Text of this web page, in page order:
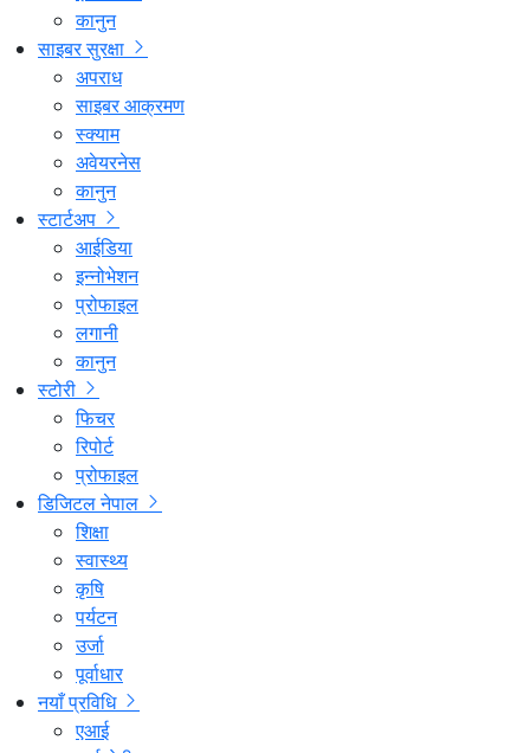
कानुन
साइबर सुरक्षा
अपराध
साइबर आक्रमण
स्क्याम
अवेयरनेस
कानुन
स्टार्टअप
आईडिया
इन्नोभेशन
प्रोफाइल
लगानी
कानुन
स्टोरी
फिचर
रिपोर्ट
प्रोफाइल
डिजिटल नेपाल
शिक्षा
स्वास्थ्य
कृषि
पर्यटन
उर्जा
पूर्वाधार
नयाँ प्रविधि
एआई